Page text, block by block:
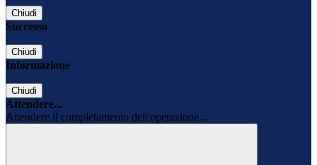
Chiudi
Successo
Chiudi
Informazione
Chiudi
Attendere...
Attendere il completamento dell'operazione...